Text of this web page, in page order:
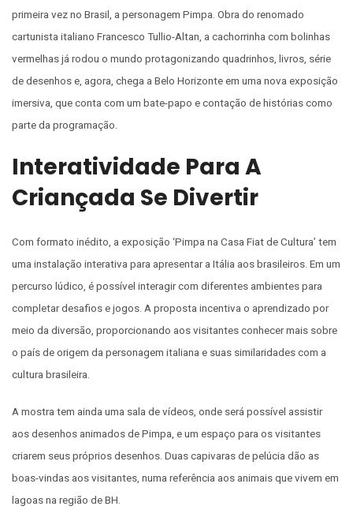
primeira vez no Brasil, a personagem Pimpa. Obra do renomado
cartunista italiano Francesco Tullio-Altan, a cachorrinha com bolinhas
vermelhas já rodou o mundo protagonizando quadrinhos, livros, série
de desenhos e, agora, chega a Belo Horizonte em uma nova exposição
imersiva, que conta com um bate-papo e contação de histórias como
parte da programação.
Interatividade Para A
Criançada Se Divertir
Com formato inédito, a exposição ‘Pimpa na Casa Fiat de Cultura’ tem
uma instalação interativa para apresentar a Itália aos brasileiros. Em um
percurso lúdico, é possível interagir com diferentes ambientes para
completar desafios e jogos. A proposta incentiva o aprendizado por
meio da diversão, proporcionando aos visitantes conhecer mais sobre
o país de origem da personagem italiana e suas similaridades com a
cultura brasileira.
A mostra tem ainda uma sala de vídeos, onde será possível assistir
aos desenhos animados de Pimpa, e um espaço para os visitantes
criarem seus próprios desenhos. Duas capivaras de pelúcia dão as
boas-vindas aos visitantes, numa referência aos animais que vivem em
lagoas na região de BH.